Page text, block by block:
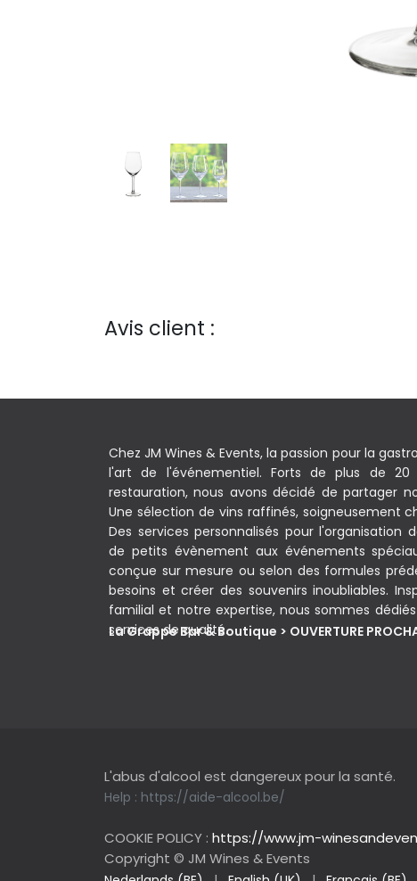
Avis client :
Chez JM Wines & Events, la passion pour la
l'art de l'événementiel. Forts de plus de 20
restauration, nous avons décidé de partager
Une sélection de vins raffinés, soigneusement
Des services personnalisés pour l'organisation
de petits évènement aux événements
conçue sur mesure ou selon des formules
besoins et créer des souvenirs inoubliables.
familial et notre expertise, nous sommes
services de qualité.
La Grappe Bar & Boutique > OUVERTURE
L'abus d'alcool est dangereux pour la santé.
Help : https://aide-alcool.be/
COOKIE POLICY : https://www.jm-
Copyright © JM Wines & Events